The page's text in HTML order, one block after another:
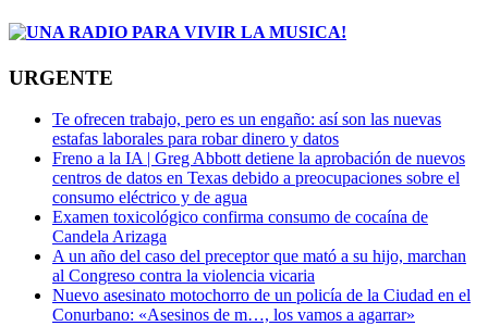
URGENTE
Te ofrecen trabajo, pero es un engaño: así son las nuevas
estafas laborales para robar dinero y datos
Freno a la IA | Greg Abbott detiene la aprobación de nuevos
centros de datos en Texas debido a preocupaciones sobre el
consumo eléctrico y de agua
Examen toxicológico confirma consumo de cocaína de
Candela Arizaga
A un año del caso del preceptor que mató a su hijo, marchan
al Congreso contra la violencia vicaria
Nuevo asesinato motochorro de un policía de la Ciudad en el
Conurbano: «Asesinos de m…, los vamos a agarrar»